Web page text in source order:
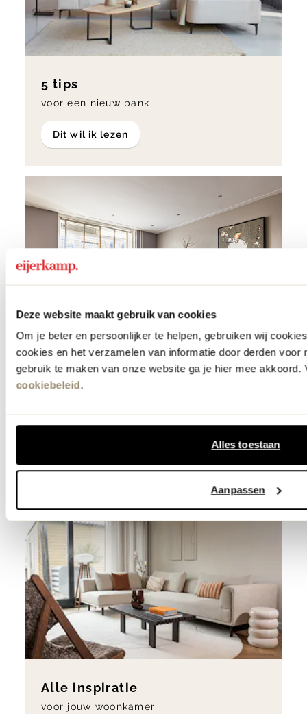
Deze website maakt gebruik van cookies
Om je beter en persoonlijker te helpen, gebruiken wij
cookies en het verzamelen van informatie door derden voor
gebruik te maken van onze website ga je hier mee akkoord.
cookiebeleid.
Alles toestaan
Aanpassen
5 tips
voor een nieuw bank
Dit wil ik lezen
nodig?
Dit wil ik lezen
Alle inspiratie
voor jouw woonkamer